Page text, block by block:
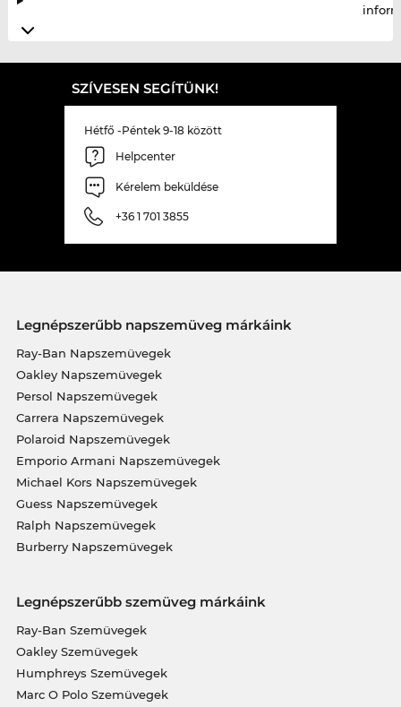
SZÍVESEN SEGÍTÜNK!
Hétfő -Péntek 9-18 között
Helpcenter
Kérelem beküldése
+36 1 701 3855
Legnépszerűbb napszemüveg márkáink
Ray-Ban Napszemüvegek
Oakley Napszemüvegek
Persol Napszemüvegek
Carrera Napszemüvegek
Polaroid Napszemüvegek
Emporio Armani Napszemüvegek
Michael Kors Napszemüvegek
Guess Napszemüvegek
Ralph Napszemüvegek
Burberry Napszemüvegek
Legnépszerűbb szemüveg márkáink
Ray-Ban Szemüvegek
Oakley Szemüvegek
Humphreys Szemüvegek
Marc O Polo Szemüvegek